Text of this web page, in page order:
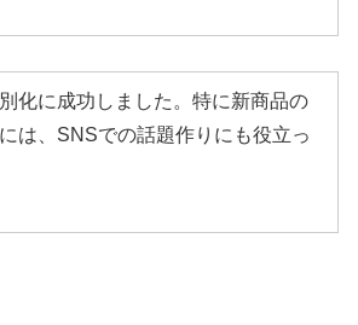
化に成功しました。特に新商品の
は、SNSでの話題作りにも役立っ